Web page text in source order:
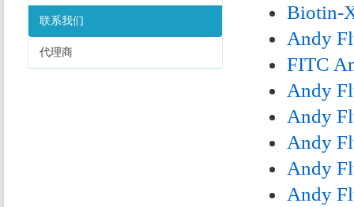
联系我们
代理商
Biotin-
Andy
FITC
Andy
Andy
Andy
Andy
Andy